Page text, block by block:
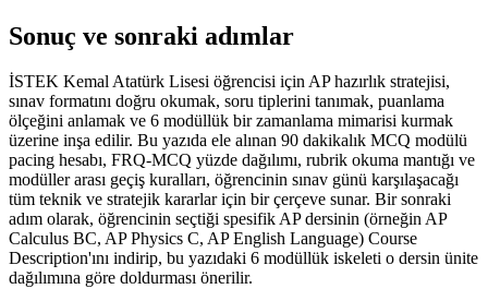
Sonuç ve sonraki adımlar
İSTEK Kemal Atatürk Lisesi öğrencisi için AP hazırlık stratejisi,
sınav formatını doğru okumak, soru tiplerini tanımak, puanlama
ölçeğini anlamak ve 6 modüllük bir zamanlama mimarisi kurmak
üzerine inşa edilir. Bu yazıda ele alınan 90 dakikalık MCQ modülü
pacing hesabı, FRQ-MCQ yüzde dağılımı, rubrik okuma mantığı ve
modüller arası geçiş kuralları, öğrencinin sınav günü karşılaşacağı
tüm teknik ve stratejik kararlar için bir çerçeve sunar. Bir sonraki
adım olarak, öğrencinin seçtiği spesifik AP dersinin (örneğin AP
Calculus BC, AP Physics C, AP English Language) Course
Description'ını indirip, bu yazıdaki 6 modüllük iskeleti o dersin ünite
dağılımına göre doldurması önerilir.